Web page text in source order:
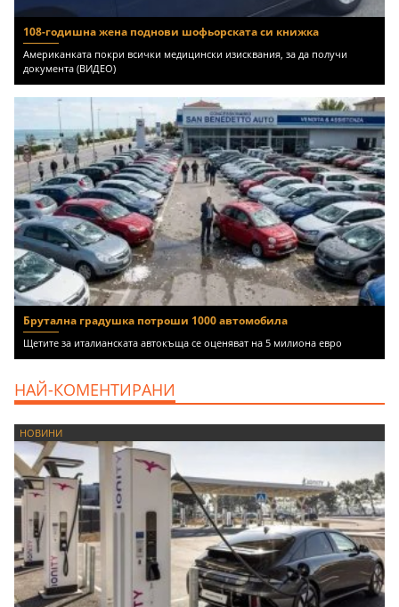
108-годишна жена поднови шофьорската си книжка
Американката покри всички медицински изисквания, за да получи
документа (ВИДЕО)
Брутална градушка потроши 1000 автомобила
Щетите за италианската автокъща се оценяват на 5 милиона евро
НАЙ-КОМЕНТИРАНИ
НОВИНИ